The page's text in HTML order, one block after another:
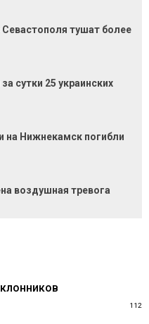
тушат более
сутки 25 украинских
на Нижнекамск погибли
воздушная тревога
112